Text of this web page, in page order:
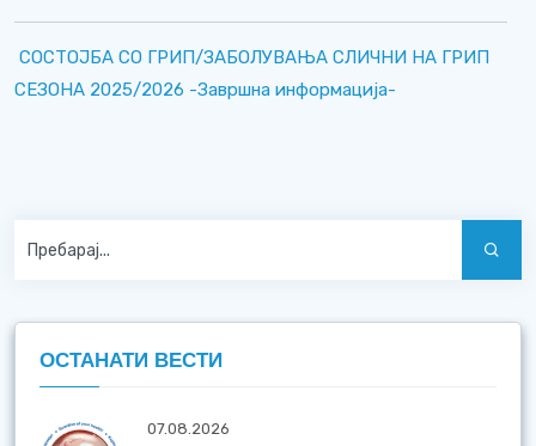
СОСТОЈБА СО ГРИП/ЗАБОЛУВАЊА СЛИЧНИ НА ГРИП
СЕЗОНА 2025/2026 -Завршна информација-
ОСТАНАТИ ВЕСТИ
07.08.2026